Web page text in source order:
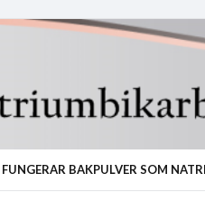
FUNGERAR BAKPULVER SOM